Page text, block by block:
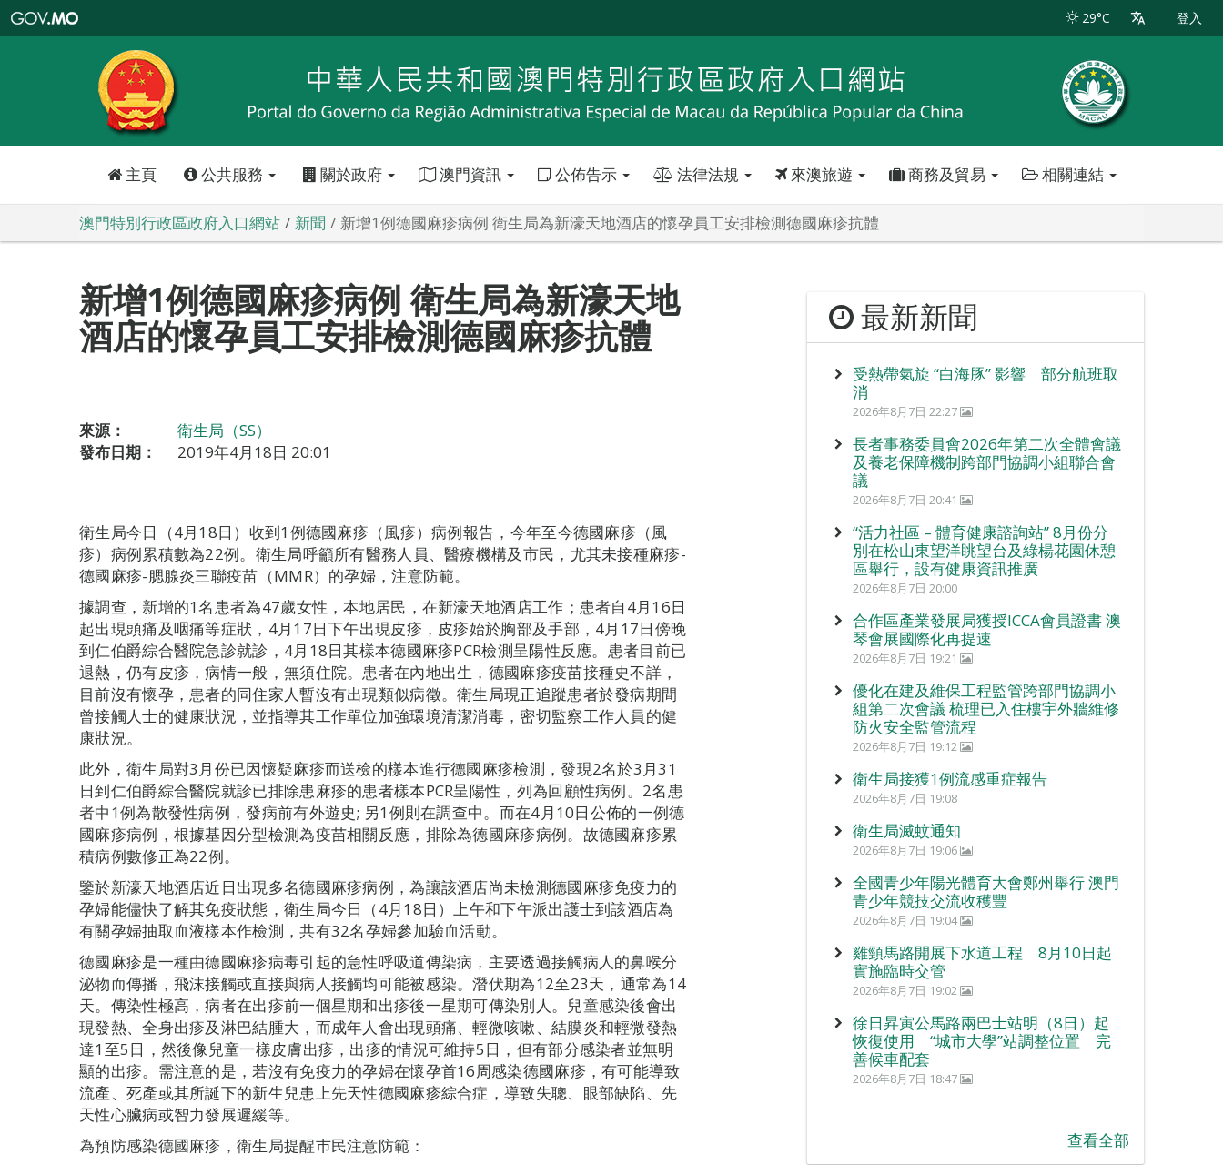
特
政
區
政
口
29°C 登入
主頁 公共服務 關於政府 澳門資訊 公佈告示 法律法規 來澳旅遊 商務及貿易 相關連結
澳門特別行政區政府入口網站 新聞 新增1例德國麻疹病例 衛生局為新濠天地酒店的懷孕員工安排檢測德國麻疹抗體
新增1例德國麻疹病例 衛生局為新濠天地
酒店的懷孕員工安排檢測德國麻疹抗體
來源：
衛生局（SS）
發布日期：
2019年4月18日 20:01
衛生局今日（4月18日）收到1例德國麻疹（風疹）病例報告，今年至今德國麻疹（風
疹）病例累積數為22例。衛生局呼籲所有醫務人員、醫療機構及市民，尤其未接種麻疹-
德國麻疹-腮腺炎三聯疫苗（MMR）的孕婦，注意防範。
據調查，新增的1名患者為47歲女性，本地居民，在新濠天地酒店工作；患者自4月16日
起出現頭痛及咽痛等症狀，4月17日下午出現皮疹，皮疹始於胸部及手部，4月17日傍晚
到仁伯爵綜合醫院急診就診，4月18日其樣本德國麻疹PCR檢測呈陽性反應。患者目前已
退熱，仍有皮疹，病情一般，無須住院。患者在內地出生，德國麻疹疫苗接種史不詳，
目前沒有懷孕，患者的同住家人暫沒有出現類似病徵。衛生局現正追蹤患者於發病期間
曾接觸人士的健康狀況，並指導其工作單位加強環境清潔消毒，密切監察工作人員的健
康狀況。
此外，衛生局對3月份已因懷疑麻疹而送檢的樣本進行德國麻疹檢測，發現2名於3月31
日到仁伯爵綜合醫院就診已排除患麻疹的患者樣本PCR呈陽性，列為回顧性病例。2名患
者中1例為散發性病例，發病前有外遊史; 另1例則在調查中。而在4月10日公佈的一例德
國麻疹病例，根據基因分型檢測為疫苗相關反應，排除為德國麻疹病例。故德國麻疹累
積病例數修正為22例。
鑒於新濠天地酒店近日出現多名德國麻疹病例，為讓該酒店尚未檢測德國麻疹免疫力的
孕婦能儘快了解其免疫狀態，衛生局今日（4月18日）上午和下午派出護士到該酒店為
有關孕婦抽取血液樣本作檢測，共有32名孕婦參加驗血活動。
德國麻疹是一種由德國麻疹病毒引起的急性呼吸道傳染病，主要透過接觸病人的鼻喉分
泌物而傳播，飛沫接觸或直接與病人接觸均可能被感染。潛伏期為12至23天，通常為14
天。傳染性極高，病者在出疹前一個星期和出疹後一星期可傳染別人。兒童感染後會出
現發熱、全身出疹及淋巴結腫大，而成年人會出現頭痛、輕微咳嗽、結膜炎和輕微發熱
達1至5日，然後像兒童一樣皮膚出疹，出疹的情況可維持5日，但有部分感染者並無明
顯的出疹。需注意的是，若沒有免疫力的孕婦在懷孕首16周感染德國麻疹，有可能導致
流產、死產或其所誕下的新生兒患上先天性德國麻疹綜合症，導致失聰、眼部缺陷、先
天性心臟病或智力發展遲緩等。
為預防感染德國麻疹，衛生局提醒巿民注意防範：
最新新聞
受熱帶氣旋 “白海豚” 影響 部分航班取
消
2026年8月7日 22:27
長者事務委員會2026年第二次全體會議
及養老保障機制跨部門協調小組聯合會
議
2026年8月7日 20:41
“活力社區 – 體育健康諮詢站” 8月份分
別在松山東望洋眺望台及綠楊花園休憩
區舉行，設有健康資訊推廣
2026年8月7日 20:00
合作區產業發展局獲授ICCA會員證書 澳
琴會展國際化再提速
2026年8月7日 19:21
優化在建及維保工程監管跨部門協調小
組第二次會議 梳理已入住樓宇外牆維修
防火安全監管流程
2026年8月7日 19:12
衛生局接獲1例流感重症報告
2026年8月7日 19:08
衛生局滅蚊通知
2026年8月7日 19:06
全國青少年陽光體育大會鄭州舉行 澳門
青少年競技交流收穫豐
2026年8月7日 19:04
雞頸馬路開展下水道工程 8月10日起
實施臨時交管
2026年8月7日 19:02
徐日昇寅公馬路兩巴士站明（8日）起
恢復使用 “城市大學”站調整位置 完
善候車配套
2026年8月7日 18:47
查看全部